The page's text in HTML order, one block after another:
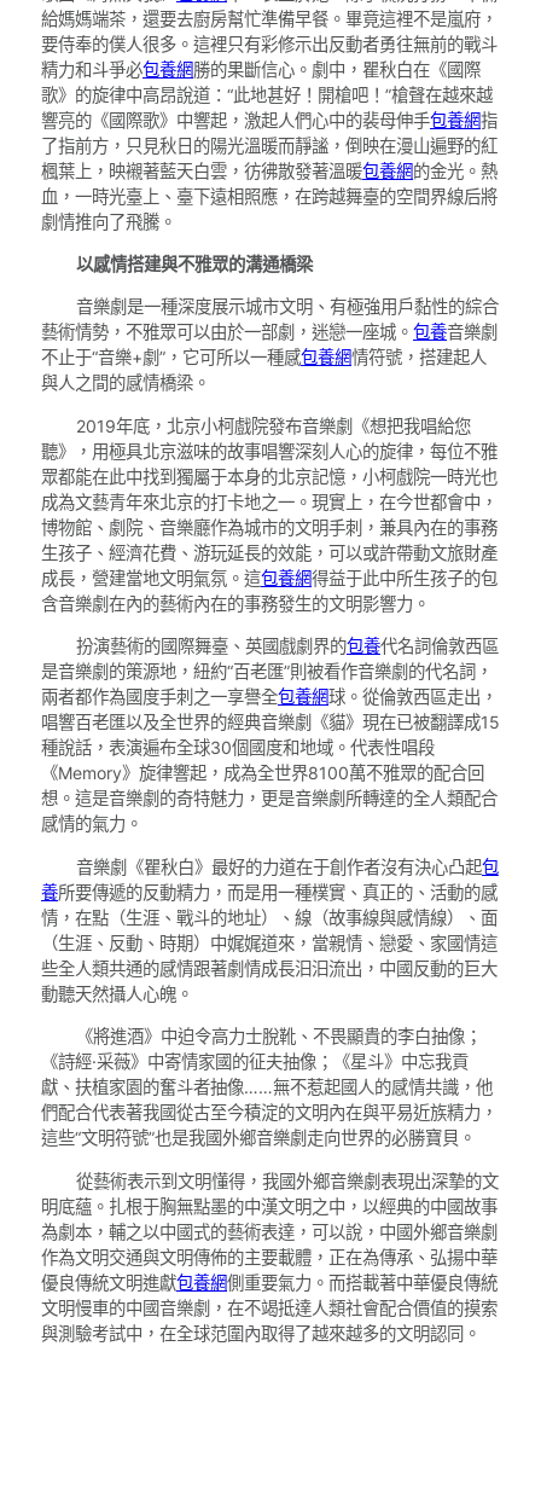
給媽媽端茶，還要去廚房幫忙準備早餐。畢竟這裡不是嵐府，
要侍奉的僕人很多。這裡只有彩修示出反動者勇往無前的戰斗
精力和斗爭必包養網勝的果斷信心。劇中，瞿秋白在《國際
歌》的旋律中高昂說道：“此地甚好！開槍吧！”槍聲在越來越
響亮的《國際歌》中響起，激起人們心中的裴母伸手包養網指
了指前方，只見秋日的陽光溫暖而靜謐，倒映在漫山遍野的紅
楓葉上，映襯著藍天白雲，彷彿散發著溫暖包養網的金光。熱
血，一時光臺上、臺下遠相照應，在跨越舞臺的空間界線后將
劇情推向了飛騰。
以感情搭建與不雅眾的溝通橋梁
音樂劇是一種深度展示城市文明、有極強用戶黏性的綜合
藝術情勢，不雅眾可以由於一部劇，迷戀一座城。 包養音樂劇
不止于“音樂+劇”，它可所以一種感包養網情符號，搭建起人
與人之間的感情橋梁。
2019年底，北京小柯戲院發布音樂劇《想把我唱給您
聽》，用極具北京滋味的故事唱響深刻人心的旋律，每位不雅
眾都能在此中找到獨屬于本身的北京記憶，小柯戲院一時光也
成為文藝青年來北京的打卡地之一。現實上，在今世都會中，
博物館、劇院、音樂廳作為城市的文明手刺，兼具內在的事務
生孩子、經濟花費、游玩延長的效能，可以或許帶動文旅財產
成長，營建當地文明氣氛。這包養網得益于此中所生孩子的包
含音樂劇在內的藝術內在的事務發生的文明影響力。
扮演藝術的國際舞臺、英國戲劇界的包養代名詞倫敦西區
是音樂劇的策源地，紐約“百老匯”則被看作音樂劇的代名詞，
兩者都作為國度手刺之一享譽全包養網球。從倫敦西區走出，
唱響百老匯以及全世界的經典音樂劇《貓》現在已被翻譯成15
種說話，表演遍布全球30個國度和地域。代表性唱段
《Memory》旋律響起，成為全世界8100萬不雅眾的配合回
想。這是音樂劇的奇特魅力，更是音樂劇所轉達的全人類配合
感情的氣力。
音樂劇《瞿秋白》最好的力道在于創作者沒有決心凸起包
養所要傳遞的反動精力，而是用一種樸實、真正的、活動的感
情，在點（生涯、戰斗的地址）、線（故事線與感情線）、面
（生涯、反動、時期）中娓娓道來，當親情、戀愛、家國情這
些全人類共通的感情跟著劇情成長汩汩流出，中國反動的巨大
動聽天然攝人心魄。
《將進酒》中迫令高力士脫靴、不畏顯貴的李白抽像；
《詩經·采薇》中寄情家國的征夫抽像；《星斗》中忘我貢
獻、扶植家園的奮斗者抽像……無不惹起國人的感情共識，他
們配合代表著我國從古至今積淀的文明內在與平易近族精力，
這些“文明符號”也是我國外鄉音樂劇走向世界的必勝寶貝。
從藝術表示到文明懂得，我國外鄉音樂劇表現出深摯的文
明底蘊。扎根于胸無點墨的中漢文明之中，以經典的中國故事
為劇本，輔之以中國式的藝術表達，可以說，中國外鄉音樂劇
作為文明交通與文明傳佈的主要載體，正在為傳承、弘揚中華
優良傳統文明進獻包養網側重要氣力。而搭載著中華優良傳統
文明慢車的中國音樂劇，在不竭抵達人類社會配合價值的摸索
與測驗考試中，在全球范圍內取得了越來越多的文明認同。